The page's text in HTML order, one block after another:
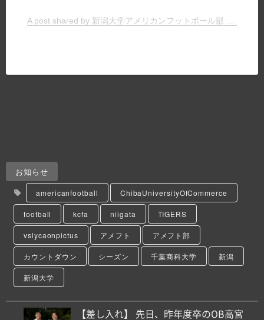
お知らせ
americanfootball ChibaUniversityOfCommerce
football kcfa niigata TIGERS
vslycaonpictus アメフト アメフト部
カウントダウン シーズン 千葉商科大学 新潟
新潟大学
【️差し入れ】 先日、昨年度卒のOB高宮